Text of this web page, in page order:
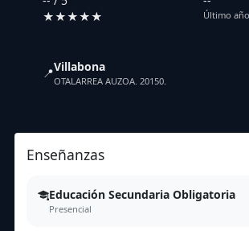
★★★★★
Último año
📍Villabona
OTALARREA AUZOA. 20150.
Enseñanzas
Educación Secundaria Obligatoria
Presencial